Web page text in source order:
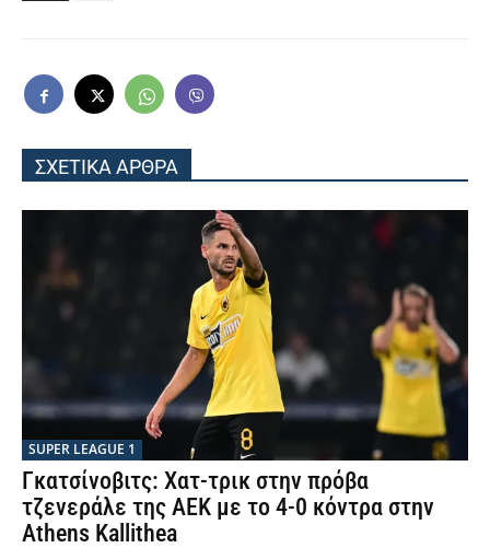
ΣΧΕΤΙΚΑ ΑΡΘΡΑ
SUPER LEAGUE 1
Γκατσίνοβιτς: Χατ-τρικ στην πρόβα
τζενεράλε της ΑΕΚ με το 4-0 κόντρα στην
Athens Kallithea